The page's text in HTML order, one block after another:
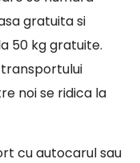
gratuita si
50 kg gratuite.
transportului
noi se ridica la
cu autocarul sau